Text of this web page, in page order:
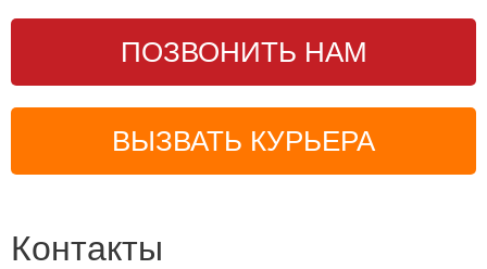
ПОЗВОНИТЬ НАМ
ВЫЗВАТЬ КУРЬЕРА
Контакты